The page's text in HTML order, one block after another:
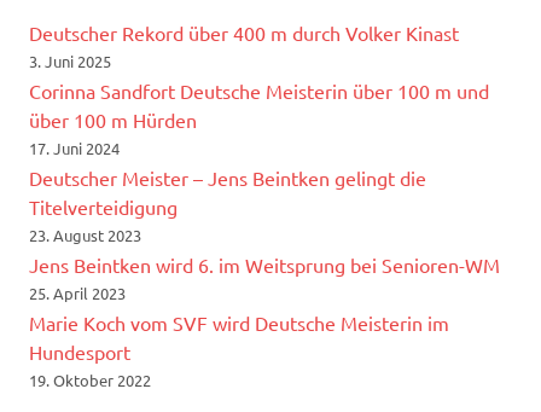
Deutscher Rekord über 400 m durch Volker Kinast
3. Juni 2025
Corinna Sandfort Deutsche Meisterin über 100 m und
über 100 m Hürden
17. Juni 2024
Deutscher Meister – Jens Beintken gelingt die
Titelverteidigung
23. August 2023
Jens Beintken wird 6. im Weitsprung bei Senioren-WM
25. April 2023
Marie Koch vom SVF wird Deutsche Meisterin im
Hundesport
19. Oktober 2022